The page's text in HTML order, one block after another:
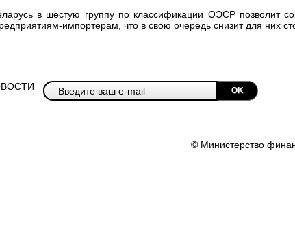
в шестую группу по классификации ОЭСР позволит
импортерам, что в свою очередь снизит для них
OK
© Министерство